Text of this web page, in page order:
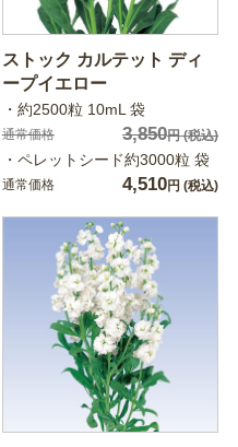
ストック カルテット ディ
ープイエロー
・約2500粒 10mL 袋
通常価格 3,850円(税込)
・ペレットシード約3000粒 袋
通常価格 4,510円 (税込)